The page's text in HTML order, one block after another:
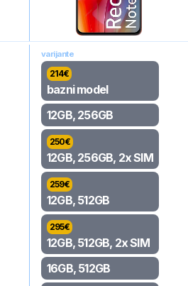
varijante
214€
bazni model
12GB, 256GB
250€
12GB, 256GB, 2x SIM
259€
12GB, 512GB
295€
12GB, 512GB, 2x SIM
16GB, 512GB